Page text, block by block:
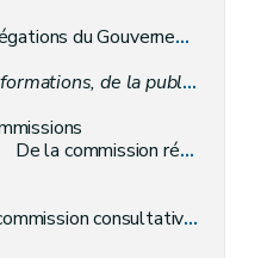
du Gouvernement
la publicité, des enquêtes publiques et des consultations
De la commission régionale de l'aménagement du territoire
consultative communale d'aménagement du territoire